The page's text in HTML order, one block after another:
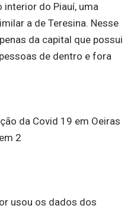
do Piauí, uma
a de Teresina. Nesse
da capital que possui
de dentro e fora
usou os dados dos